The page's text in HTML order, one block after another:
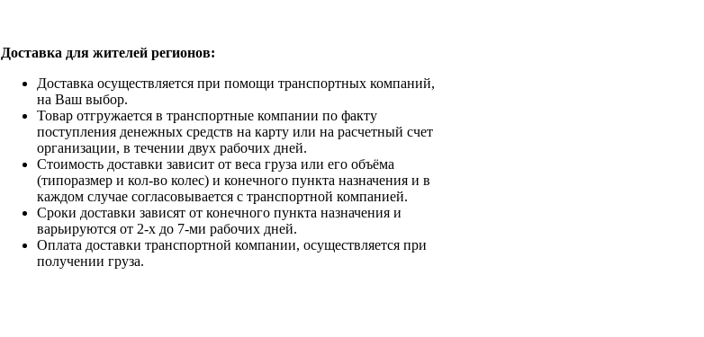
Доставка для жителей регионов:
Доставка осуществляется при помощи транспортных компаний,
на Ваш выбор.
Товар отгружается в транспортные компании по факту
поступления денежных средств на карту или на расчетный счет
организации, в течении двух рабочих дней.
Стоимость доставки зависит от веса груза или его объёма
(типоразмер и кол-во колес) и конечного пункта назначения и в
каждом случае согласовывается с транспортной компанией.
Сроки доставки зависят от конечного пункта назначения и
варьируются от 2-х до 7-ми рабочих дней.
Оплата доставки транспортной компании, осуществляется при
получении груза.